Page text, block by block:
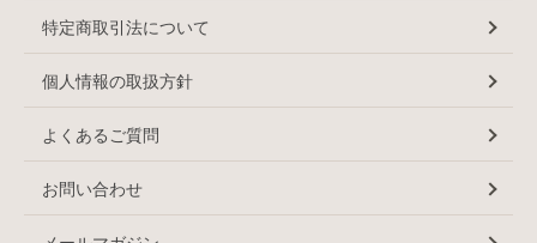
特定商取引法について
個人情報の取扱方針
よくあるご質問
お問い合わせ